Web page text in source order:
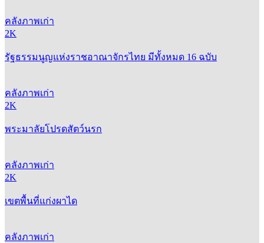
คลังภาพเก่า
2K
รัฐธรรมนูญแห่งราชอาณาจักรไทย มีทั้งหมด 16 ฉบับ
คลังภาพเก่า
2K
พระมาลัยโปรดสัตว์นรก
คลังภาพเก่า
2K
เขตพื้นที่แก่งผาได
คลังภาพเก่า